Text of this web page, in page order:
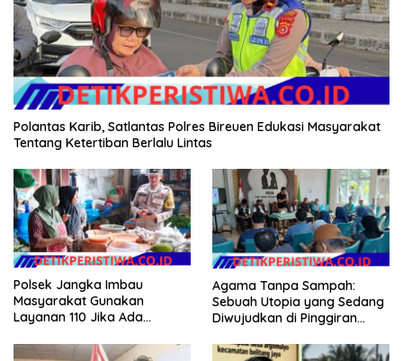
Polantas Karib, Satlantas Polres Bireuen Edukasi Masyarakat
Tentang Ketertiban Berlalu Lintas
Polsek Jangka Imbau
Masyarakat Gunakan
Layanan 110 Jika Ada
Agama Tanpa Sampah:
Sebuah Utopia yang Sedang
Diwujudkan di Pinggiran